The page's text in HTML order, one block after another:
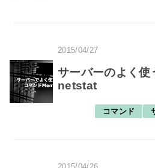
2015/04/27
サーバーのよく使
netstat
コマンド